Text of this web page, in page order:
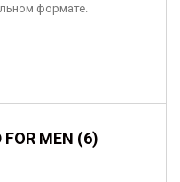
формате.
FOR MEN (6)